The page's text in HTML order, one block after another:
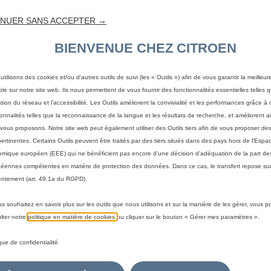
véhicule
méthode pour identifier votre véhicule et afficher les
Par modèle
Par N° de VIN
SANS ACCEPTER →
BIENVENUE CHEZ CITROEN
des cookies et/ou d’autres outils de suivi (les « Outils ») afin de vous garantir la
sur notre site web. Ils nous permettent de vous fournir des fonctionnalités essentielles telles
du réseau et l’accessibilité. Les Outils améliorent la convivialité et les performances grâce à
telles que la reconnaissance de la langue et les résultats de recherche, et améliorent
proposons. Notre site web peut également utiliser des Outils tiers afin de vous proposer
Certains Outils peuvent être traités par des tiers situés dans des pays hors de
européen (EEE) qui ne bénéficient pas encore d'une décision d'adéquation de la part
compétentes en matière de protection des données. Dans ce cas, le transfert repose
(art. 49.1a du RGPD).
souhaitez en savoir plus sur les outils que nous utilisons et sur la manière de les gérer, vous
notre politique en matière de cookies ou cliquer sur le bouton « Gérer mes paramètres ».
de confidentialité